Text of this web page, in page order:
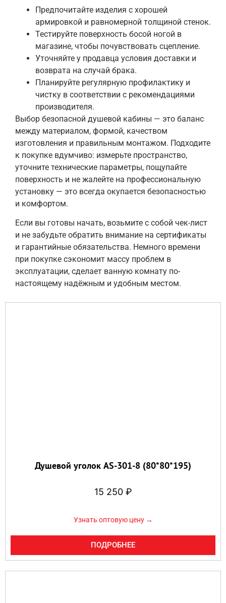
Предпочитайте изделия с хорошей
армировкой и равномерной толщиной стенок.
Тестируйте поверхность босой ногой в
магазине, чтобы почувствовать сцепление.
Уточняйте у продавца условия доставки и
возврата на случай брака.
Планируйте регулярную профилактику и
чистку в соответствии с рекомендациями
производителя.
Выбор безопасной душевой кабины — это баланс
между материалом, формой, качеством
изготовления и правильным монтажом. Подходите
к покупке вдумчиво: измерьте пространство,
уточните технические параметры, пощупайте
поверхность и не жалейте на профессиональную
установку — это всегда окупается безопасностью
и комфортом.
Если вы готовы начать, возьмите с собой чек-лист
и не забудьте обратить внимание на сертификаты
и гарантийные обязательства. Немного времени
при покупке сэкономит массу проблем в
эксплуатации, сделает ванную комнату по-
настоящему надёжным и удобным местом.
Душевой уголок AS-301-8 (80*80*195)
15 250 ₽
Узнать оптовую цену →
ПОДРОБНЕЕ